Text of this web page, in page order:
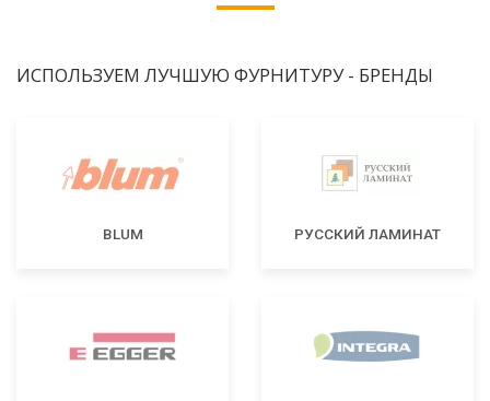
ИСПОЛЬЗУЕМ ЛУЧШУЮ ФУРНИТУРУ - БРЕНДЫ
BLUM РУССКИЙ ЛАМИНАТ